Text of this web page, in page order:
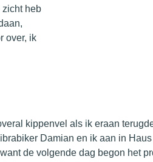
zicht heb
over, ik
kippenvel als ik eraan
Damian en ik aan in
de volgende dag begon het